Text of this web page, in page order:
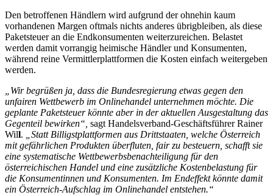
Den betroffenen Händlern wird aufgrund der ohnehin kaum
vorhandenen Margen oftmals nichts anderes übrigbleiben, als diese
Paketsteuer an die Endkonsumenten weiterzureichen. Belastet
werden damit vorrangig heimische Händler und Konsumenten,
während reine Vermittlerplattformen die Kosten einfach weitergeben
werden.
„Wir begrüßen ja, dass die Bundesregierung etwas gegen den
unfairen Wettbewerb im Onlinehandel unternehmen möchte. Die
geplante Paketsteuer könnte aber in der aktuellen Ausgestaltung das
Gegenteil bewirken“, sagt Handelsverband-Geschäftsführer Rainer
Will.
„Statt Billigstplattformen aus Drittstaaten, welche Österreich
mit gefährlichen Produkten überfluten, fair zu besteuern, schafft sie
eine systematische Wettbewerbsbenachteiligung für den
österreichischen Handel und eine zusätzliche Kostenbelastung für
die Konsumentinnen und Konsumenten. Im Endeffekt könnte damit
ein Österreich-Aufschlag im Onlinehandel entstehen.“